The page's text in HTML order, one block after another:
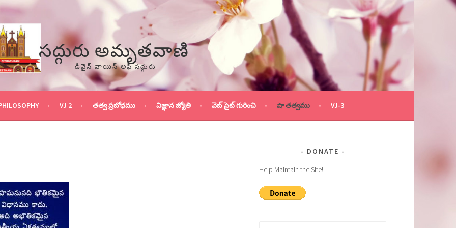
సద్గురు అమృతవాణి
-డివైన్ వాయిస్ అఫ్ సద్గురు
VJ 2 తత్వ ప్రబోధము విజ్ఞాన జ్యోతి వెబ్ సైట్ గురించి షా తత్వము VJ-3
DONATE
Help Maintain the Site!